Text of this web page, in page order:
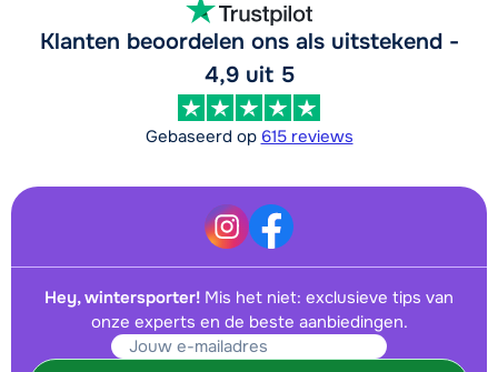
Klanten beoordelen ons als uitstekend -
4,9 uit 5
Gebaseerd op 615 reviews
Hey, wintersporter! Mis het niet: exclusieve tips van
onze experts en de beste aanbiedingen.